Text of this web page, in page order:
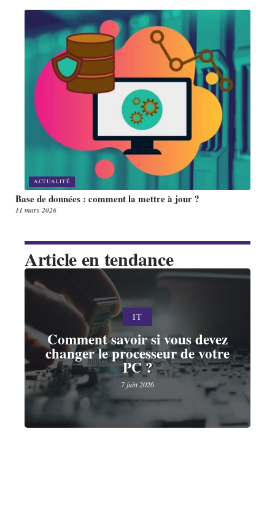
ACTUALITÉ
Base de données : comment la mettre à jour ?
11 mars 2026
Article en tendance
IT
Comment savoir si vous devez
changer le processeur de votre
PC ?
7 juin 2026